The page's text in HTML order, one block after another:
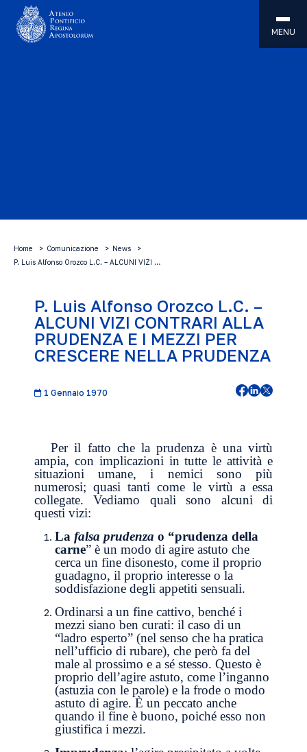
MENU
Home Comunicazione
News
P. Luis Alfonso Orozco L.C. – ALCUNI VIZI …
P. Luis Alfonso Orozco L.C. –
ALCUNI VIZI CONTRARI ALLA
PRUDENZA E I MEZZI PER
CRESCERE NELLA PRUDENZA
1 Gennaio 1970
Per il fatto che la prudenza è una virtù
ampia, con implicazioni in tutte le attività e
situazioni umane, i nemici sono più
numerosi; quasi tanti come le virtù a essa
collegate. Vediamo quali sono alcuni di
questi vizi:
La falsa prudenza o “prudenza della
carne” è un modo di agire astuto che
cerca un fine disonesto, come il proprio
guadagno, il proprio interesse o la
soddisfazione degli appetiti sensuali.
Ordinarsi a un fine cattivo, benché i
mezzi siano ben curati: il caso di un
“ladro esperto” (nel senso che ha pratica
nell’ufficio di rubare), che però fa del
male al prossimo e a sé stesso. Questo è
proprio dell’agire astuto, come l’inganno
(astuzia con le parole) e la frode o modo
astuto di agire. È un peccato anche
quando il fine è buono, poiché esso non
giustifica i mezzi.